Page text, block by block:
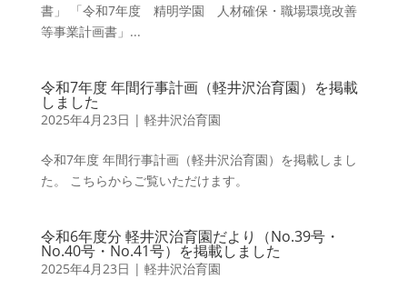
書」 「令和7年度 精明学園 人材確保・職場環境改善
等事業計画書」...
令和7年度 年間行事計画（軽井沢治育園）を掲載
しました
2025年4月23日 | 軽井沢治育園
令和7年度 年間行事計画（軽井沢治育園）を掲載しまし
た。 こちらからご覧いただけます。
令和6年度分 軽井沢治育園だより（No.39号・
No.40号・No.41号）を掲載しました
2025年4月23日 | 軽井沢治育園